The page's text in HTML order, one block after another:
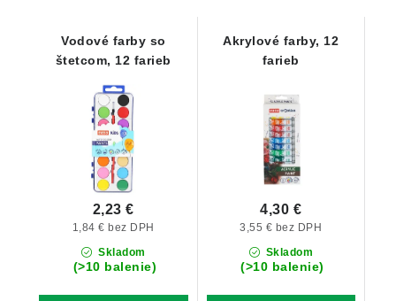
Vodové farby so
štetcom, 12 farieb
Skladom
(>10 balenie)
1,84 € bez DPH
2,23 €
Akrylové farby, 12
farieb
Skladom
(>10 balenie)
3,55 € bez DPH
4,30 €